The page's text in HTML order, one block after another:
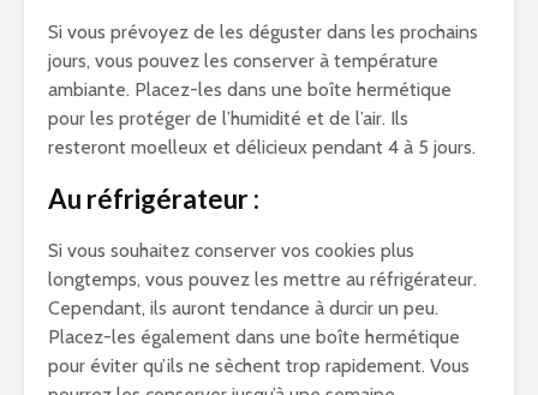
Si vous prévoyez de les déguster dans les prochains
jours, vous pouvez les conserver à température
ambiante. Placez-les dans une boîte hermétique
pour les protéger de l’humidité et de l’air. Ils
resteront moelleux et délicieux pendant 4 à 5 jours.
Au réfrigérateur :
Si vous souhaitez conserver vos cookies plus
longtemps, vous pouvez les mettre au réfrigérateur.
Cependant, ils auront tendance à durcir un peu.
Placez-les également dans une boîte hermétique
pour éviter qu’ils ne sèchent trop rapidement. Vous